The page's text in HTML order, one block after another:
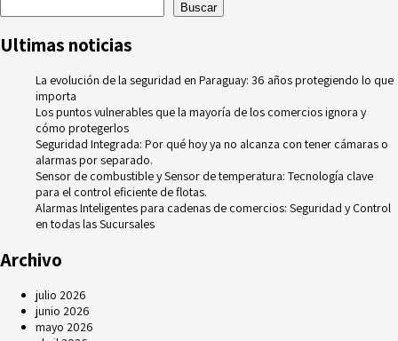
Buscar
Ultimas noticias
La evolución de la seguridad en Paraguay: 36 años protegiendo lo que
importa
Los puntos vulnerables que la mayoría de los comercios ignora y
cómo protegerlos
Seguridad Integrada: Por qué hoy ya no alcanza con tener cámaras o
alarmas por separado.
Sensor de combustible y Sensor de temperatura: Tecnología clave
para el control eficiente de flotas.
Alarmas Inteligentes para cadenas de comercios: Seguridad y Control
en todas las Sucursales
Archivo
julio 2026
junio 2026
mayo 2026